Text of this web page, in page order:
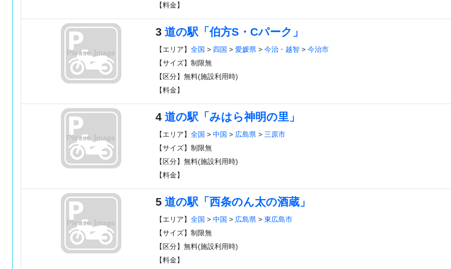
【料金】
3 道の駅「伯方S・Cパーク」
【エリア】 全国 > 四国 > 愛媛県 > 今治・越智> 今治市
【サイズ】制限無
【区分】無料(施設利用時)
【料金】
4 道の駅「みはら神明の里」
【エリア】 全国 > 中国 > 広島県 > 三原市
【サイズ】制限無
【区分】無料(施設利用時)
【料金】
5 道の駅「西条のん太の酒蔵」
【エリア】 全国 > 中国 > 広島県 > 東広島市
【サイズ】制限無
【区分】無料(施設利用時)
【料金】